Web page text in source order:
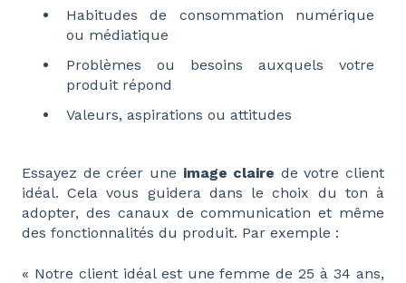
Habitudes de consommation numérique
ou médiatique
Problèmes ou besoins auxquels votre
produit répond
Valeurs, aspirations ou attitudes
Essayez de créer une image claire de votre client
idéal. Cela vous guidera dans le choix du ton à
adopter, des canaux de communication et même
des fonctionnalités du produit. Par exemple :
« Notre client idéal est une femme de 25 à 34 ans,